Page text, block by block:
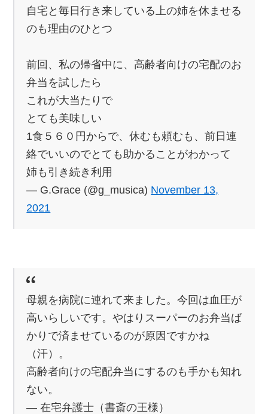
自宅と毎日行き来している上の姉を休ませる
のも理由のひとつ
前回、私の帰省中に、高齢者向けの宅配のお
弁当を試したら
これが大当たりで
とても美味しい
1食５６０円からで、休むも頼むも、前日連
絡でいいのでとても助かることがわかって
姉も引き続き利用
— G.Grace (@g_musica) November 13,
2021
母親を病院に連れて来ました。今回は血圧が
高いらしいです。やはりスーパーのお弁当ば
かりで済ませているのが原因ですかね
（汗）。
高齢者向けの宅配弁当にするのも手かも知れ
ない。
— 在宅弁護士（書斎の王様）